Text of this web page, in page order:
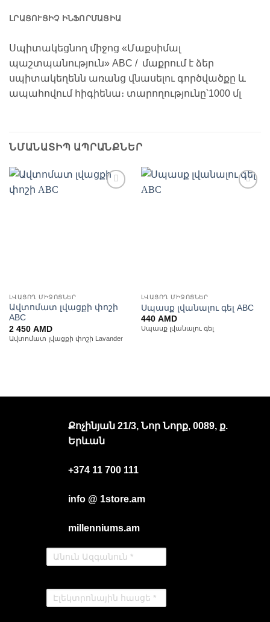
ԼՐԱՑՈՒՑԻՉ ԻՆՖՈՐՄԱՑԻԱ
Սպիտակեցնող միջոց «Մաքսիմալ
պաշտպանություն» ABC / մաքրում է ձեր
սպիտակեղենն առանց վնասելու գործվածքը և
ապահովում հիգիենա։ տարողությունը՝1000 մլ
ՆՄԱՆԱՏԻՊ ԱՊՐԱՆՔՆԵՐ
ԼՎԱՑՈՂ ՄԻՋՈՑՆԵՐ
Ավտոմատ լվացքի փոշի
ABC
2 450 AMD
Ավտոմատ լվացքի փոշի Lavander
ԼՎԱՑՈՂ ՄԻՋՈՑՆԵՐ
Սպասք լվանալու գել ABC
440 AMD
Սպասք լվանալու գել
Քոչինյան 21/3, Նոր Նորք, 0089, ք.
Երևան
+374 11 700 111
info @ 1store.am
millenniums.am